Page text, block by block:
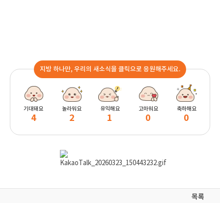
지방 하나만, 우리의 새소식을 클릭으로 응원해주세요.
기대돼요
4
놀라워요
2
유익해요
1
고마워요
0
축하해요
0
목록